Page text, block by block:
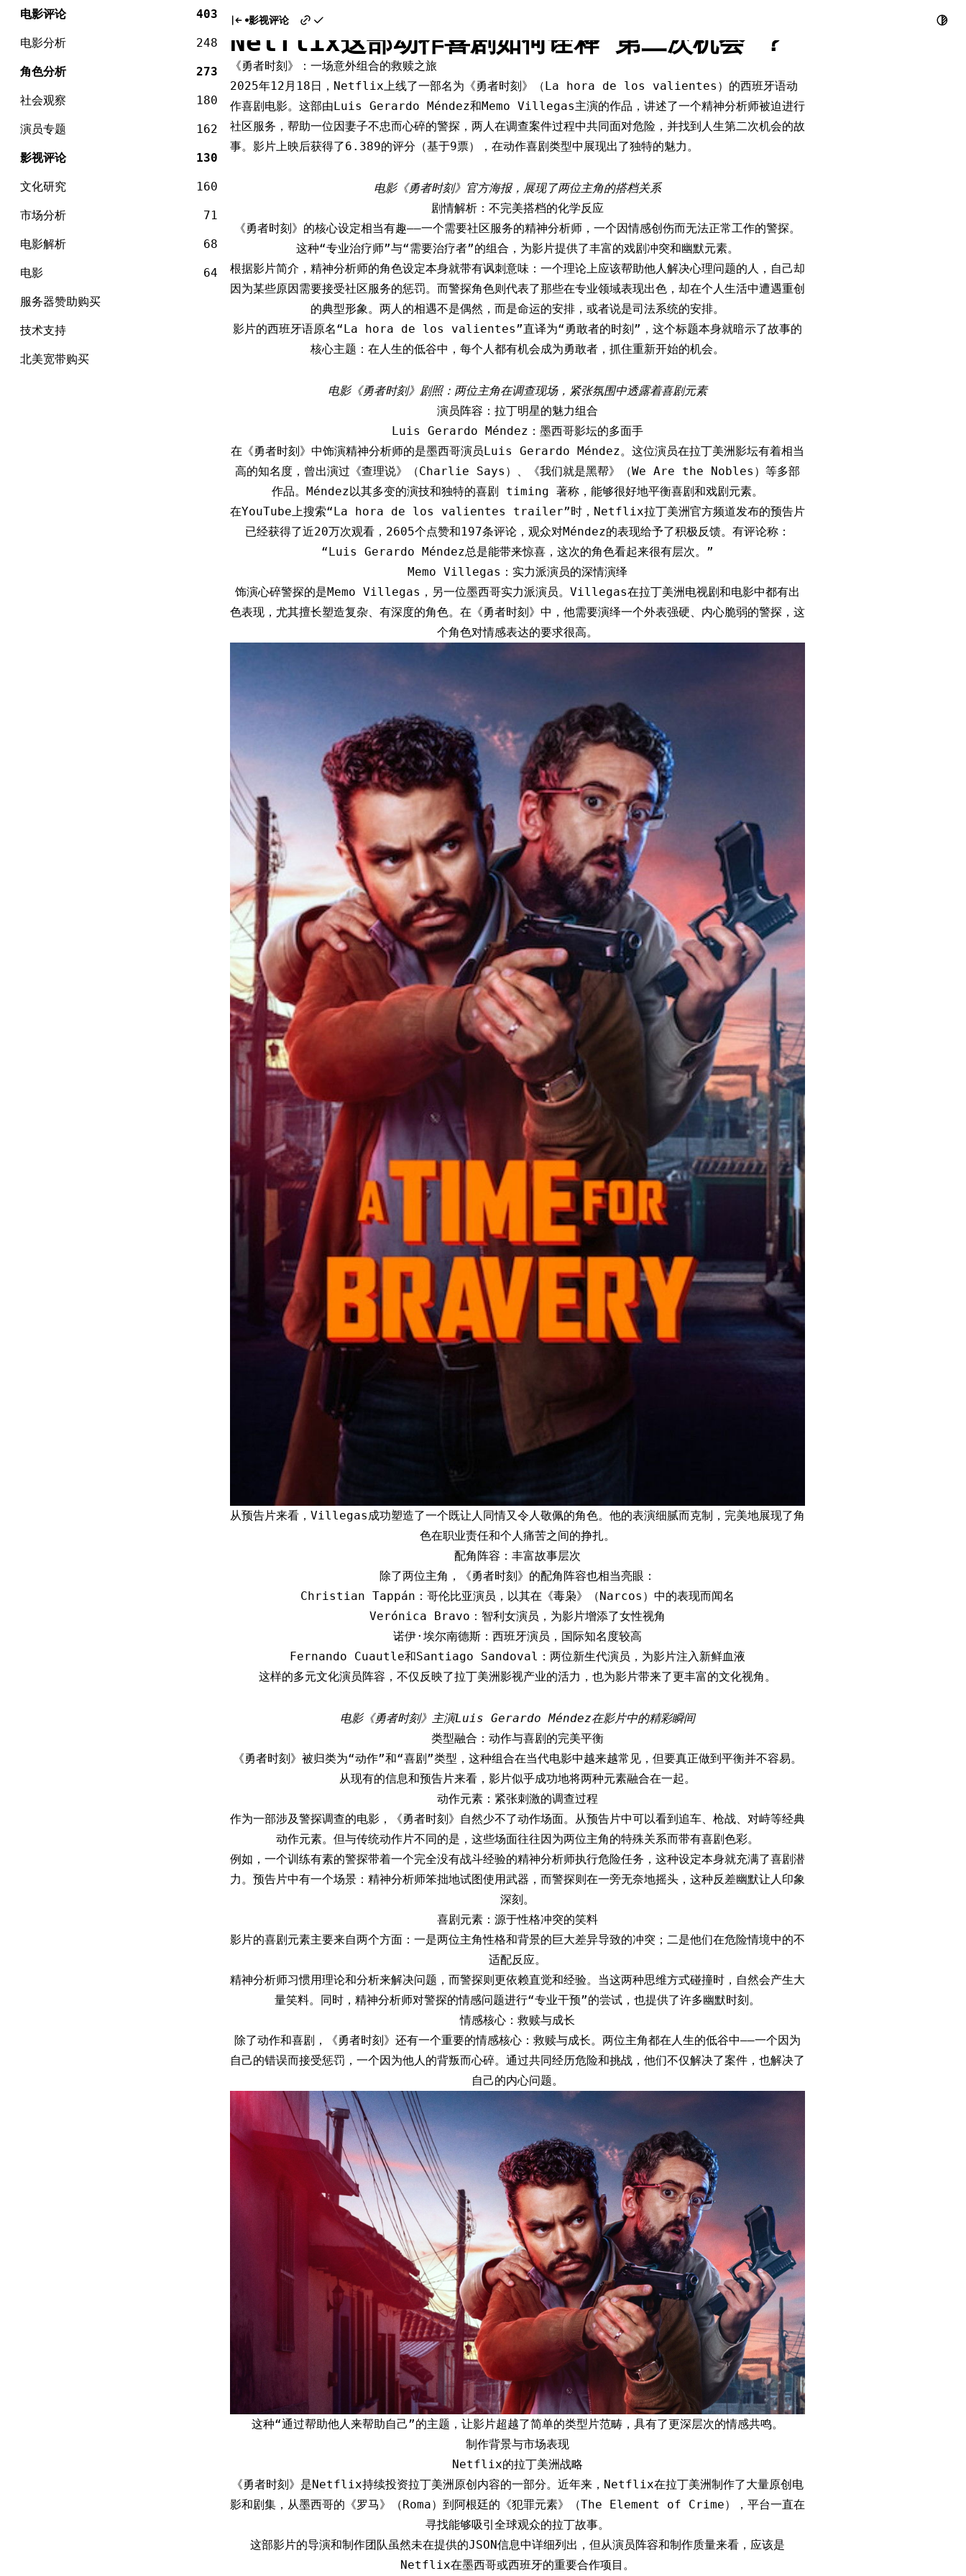
Skip
content
电影评论 403
电影分析 248
角色分析 273
社会观察 180
演员专题 162
影视评论 130
文化研究 160
市场分析 71
电影解析 68
电影 64
服务器赞助购买
技术支持
北美宽带购买
影视评论
《勇者时刻》影评：当精神分析师遇上心碎警探，
Netflix这部动作喜剧如何诠释“第二次机会”？
《勇者时刻》：一场意外组合的救赎之旅
2025年12月18日，Netflix上线了一部名为《勇者时刻》（La hora de los valientes）的西班牙语动
作喜剧电影。这部由Luis Gerardo Méndez和Memo Villegas主演的作品，讲述了一个精神分析师被迫进行
社区服务，帮助一位因妻子不忠而心碎的警探，两人在调查案件过程中共同面对危险，并找到人生第二次机会的故
事。影片上映后获得了6.389的评分（基于9票），在动作喜剧类型中展现出了独特的魅力。
电影《勇者时刻》官方海报，展现了两位主角的搭档关系
剧情解析：不完美搭档的化学反应
《勇者时刻》的核心设定相当有趣——一个需要社区服务的精神分析师，一个因情感创伤而无法正常工作的警探。
这种“专业治疗师”与“需要治疗者”的组合，为影片提供了丰富的戏剧冲突和幽默元素。
根据影片简介，精神分析师的角色设定本身就带有讽刺意味：一个理论上应该帮助他人解决心理问题的人，自己却
因为某些原因需要接受社区服务的惩罚。而警探角色则代表了那些在专业领域表现出色，却在个人生活中遭遇重创
的典型形象。两人的相遇不是偶然，而是命运的安排，或者说是司法系统的安排。
影片的西班牙语原名“La hora de los valientes”直译为“勇敢者的时刻”，这个标题本身就暗示了故事的
核心主题：在人生的低谷中，每个人都有机会成为勇敢者，抓住重新开始的机会。
电影《勇者时刻》剧照：两位主角在调查现场，紧张氛围中透露着喜剧元素
演员阵容：拉丁明星的魅力组合
Luis Gerardo Méndez：墨西哥影坛的多面手
在《勇者时刻》中饰演精神分析师的是墨西哥演员Luis Gerardo Méndez。这位演员在拉丁美洲影坛有着相当
高的知名度，曾出演过《查理说》（Charlie Says）、《我们就是黑帮》（We Are the Nobles）等多部
作品。Méndez以其多变的演技和独特的喜剧 timing 著称，能够很好地平衡喜剧和戏剧元素。
在YouTube上搜索“La hora de los valientes trailer”时，Netflix拉丁美洲官方频道发布的预告片
已经获得了近20万次观看，2605个点赞和197条评论，观众对Méndez的表现给予了积极反馈。有评论称：
“Luis Gerardo Méndez总是能带来惊喜，这次的角色看起来很有层次。”
Memo Villegas：实力派演员的深情演绎
饰演心碎警探的是Memo Villegas，另一位墨西哥实力派演员。Villegas在拉丁美洲电视剧和电影中都有出
色表现，尤其擅长塑造复杂、有深度的角色。在《勇者时刻》中，他需要演绎一个外表强硬、内心脆弱的警探，这
个角色对情感表达的要求很高。
从预告片来看，Villegas成功塑造了一个既让人同情又令人敬佩的角色。他的表演细腻而克制，完美地展现了角
色在职业责任和个人痛苦之间的挣扎。
配角阵容：丰富故事层次
除了两位主角，《勇者时刻》的配角阵容也相当亮眼：
Christian Tappán：哥伦比亚演员，以其在《毒枭》（Narcos）中的表现而闻名
Verónica Bravo：智利女演员，为影片增添了女性视角
诺伊·埃尔南德斯：西班牙演员，国际知名度较高
Fernando Cuautle和Santiago Sandoval：两位新生代演员，为影片注入新鲜血液
这样的多元文化演员阵容，不仅反映了拉丁美洲影视产业的活力，也为影片带来了更丰富的文化视角。
电影《勇者时刻》主演Luis Gerardo Méndez在影片中的精彩瞬间
类型融合：动作与喜剧的完美平衡
《勇者时刻》被归类为“动作”和“喜剧”类型，这种组合在当代电影中越来越常见，但要真正做到平衡并不容易。
从现有的信息和预告片来看，影片似乎成功地将两种元素融合在一起。
动作元素：紧张刺激的调查过程
作为一部涉及警探调查的电影，《勇者时刻》自然少不了动作场面。从预告片中可以看到追车、枪战、对峙等经典
动作元素。但与传统动作片不同的是，这些场面往往因为两位主角的特殊关系而带有喜剧色彩。
例如，一个训练有素的警探带着一个完全没有战斗经验的精神分析师执行危险任务，这种设定本身就充满了喜剧潜
力。预告片中有一个场景：精神分析师笨拙地试图使用武器，而警探则在一旁无奈地摇头，这种反差幽默让人印象
深刻。
喜剧元素：源于性格冲突的笑料
影片的喜剧元素主要来自两个方面：一是两位主角性格和背景的巨大差异导致的冲突；二是他们在危险情境中的不
适配反应。
精神分析师习惯用理论和分析来解决问题，而警探则更依赖直觉和经验。当这两种思维方式碰撞时，自然会产生大
量笑料。同时，精神分析师对警探的情感问题进行“专业干预”的尝试，也提供了许多幽默时刻。
情感核心：救赎与成长
除了动作和喜剧，《勇者时刻》还有一个重要的情感核心：救赎与成长。两位主角都在人生的低谷中——一个因为
自己的错误而接受惩罚，一个因为他人的背叛而心碎。通过共同经历危险和挑战，他们不仅解决了案件，也解决了
自己的内心问题。
这种“通过帮助他人来帮助自己”的主题，让影片超越了简单的类型片范畴，具有了更深层次的情感共鸣。
制作背景与市场表现
Netflix的拉丁美洲战略
《勇者时刻》是Netflix持续投资拉丁美洲原创内容的一部分。近年来，Netflix在拉丁美洲制作了大量原创电
影和剧集，从墨西哥的《罗马》（Roma）到阿根廷的《犯罪元素》（The Element of Crime），平台一直在
寻找能够吸引全球观众的拉丁故事。
这部影片的导演和制作团队虽然未在提供的JSON信息中详细列出，但从演员阵容和制作质量来看，应该是
Netflix在墨西哥或西班牙的重要合作项目。